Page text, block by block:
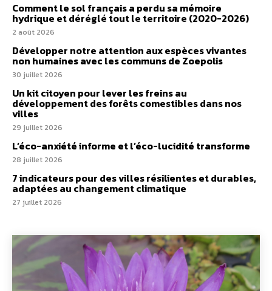
Comment le sol français a perdu sa mémoire
hydrique et déréglé tout le territoire (2020-2026)
2 août 2026
Développer notre attention aux espèces vivantes
non humaines avec les communs de Zoepolis
30 juillet 2026
Un kit citoyen pour lever les freins au
développement des forêts comestibles dans nos
villes
29 juillet 2026
L’éco-anxiété informe et l’éco-lucidité transforme
28 juillet 2026
7 indicateurs pour des villes résilientes et durables,
adaptées au changement climatique
27 juillet 2026